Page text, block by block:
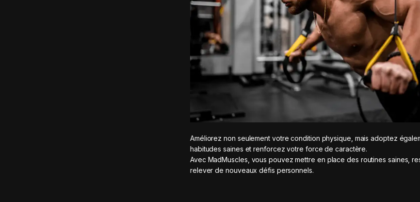
Améliorez non seulement votre condition physique, mais adoptez
habitudes saines et renforcez votre force de caractère.
Avec MadMuscles, vous pouvez mettre en place des routines saines,
relever de nouveaux défis personnels.